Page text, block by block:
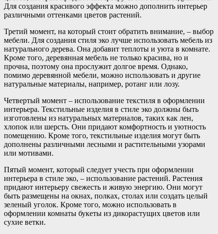
Для создания красивого эффекта можно дополнить интерьер
различными оттенками цветов растений.
Третий момент, на который стоит обратить внимание, – выбор
мебели. Для создания стиля эко лучше использовать мебель из
натурального дерева. Она добавит теплоты и уюта в комнате.
Кроме того, деревянная мебель не только красива, но и
прочна, поэтому она прослужит долгое время. Однако,
помимо деревянной мебели, можно использовать и другие
натуральные материалы, например, ротанг или лозу.
Четвертый момент – использование текстиля в оформлении
интерьера. Текстильные изделия в стиле эко должны быть
изготовлены из натуральных материалов, таких как лен,
хлопок или шерсть. Они придают комфортность и уютность
помещению. Кроме того, текстильные изделия могут быть
дополнены различными лесными и растительными узорами
или мотивами.
Пятый момент, который следует учесть при оформлении
интерьера в стиле эко, – использование растений. Растения
придают интерьеру свежесть и живую энергию. Они могут
быть размещены на окнах, полках, столах или создать целый
зеленый уголок. Кроме того, можно использовать в
оформлении комнаты букеты из дикорастущих цветов или
сухие ветки.